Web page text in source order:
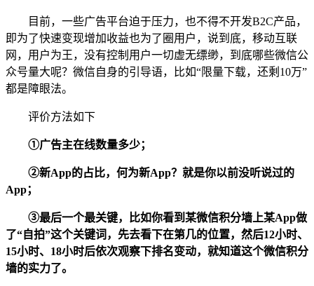
目前，一些广告平台迫于压力，也不得不开发B2C产品，
即为了快速变现增加收益也为了圈用户，说到底，移动互联
网，用户为王，没有控制用户一切虚无缥缈，到底哪些微信公
众号量大呢？微信自身的引导语，比如“限量下载，还剩10万”
都是障眼法。
评价方法如下
①广告主在线数量多少；
②新App的占比，何为新App？就是你以前没听说过的
App；
③最后一个最关键，比如你看到某微信积分墙上某App做
了“自拍”这个关键词，先去看下在第几的位置，然后12小时、
15小时、18小时后依次观察下排名变动，就知道这个微信积分
墙的实力了。